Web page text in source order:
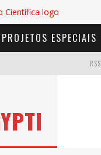
PROJETOS ESPECIAIS
RSS